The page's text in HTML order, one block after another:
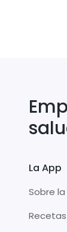
La App
Sobre
Recetas